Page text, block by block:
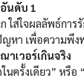
นดับ 1
ใส่ใจผลลัพธ์การ
หา เพื่อความพึ
าเวอร์เกินจริง
นครั้งเดียว” หรือ